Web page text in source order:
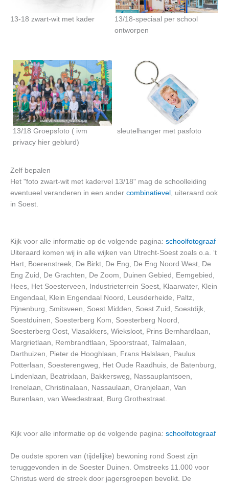
13-18 zwart-wit met kader
13/18-speciaal per school
ontworpen
13/18 Groepsfoto ( ivm
privacy hier geblurd)
sleutelhanger met pasfoto
Zelf bepalen
Het "foto zwart-wit met kadervel 13/18" mag de schoolleiding
eventueel veranderen in een ander combinatievel , uiteraard ook
in Soest.
Kijk voor alle informatie op de volgende pagina: schoolfotograaf
Uiteraard komen wij in alle wijken van Utrecht-Soest zoals o.a. ‘t
Hart, Boerenstreek, De Birkt, De Eng, De Eng Noord West, De
Eng Zuid, De Grachten, De Zoom, Duinen Gebied, Eemgebied,
Hees, Het Soesterveen, Industrieterrein Soest, Klaarwater, Klein
Engendaal, Klein Engendaal Noord, Leusderheide, Paltz,
Pijnenburg, Smitsveen, Soest Midden, Soest Zuid, Soestdijk,
Soestduinen, Soesterberg Kom, Soesterberg Noord,
Soesterberg Oost, Vlasakkers, Wieksloot, Prins Bernhardlaan,
Margrietlaan, Rembrandtlaan, Spoorstraat, Talmalaan,
Darthuizen, Pieter de Hooghlaan, Frans Halslaan, Paulus
Potterlaan, Soesterengweg, Het Oude Raadhuis, de Batenburg,
Lindenlaan, Beatrixlaan, Bakkersweg, Nassauplantsoen,
Irenelaan, Christinalaan, Nassaulaan, Oranjelaan, Van
Burenlaan, van Weedestraat, Burg Grothestraat.
Kijk voor alle informatie op de volgende pagina: schoolfotograaf
De oudste sporen van (tijdelijke) bewoning rond Soest zijn
teruggevonden in de Soester Duinen. Omstreeks 11.000 voor
Christus werd de streek door jagersgroepen bevolkt. De